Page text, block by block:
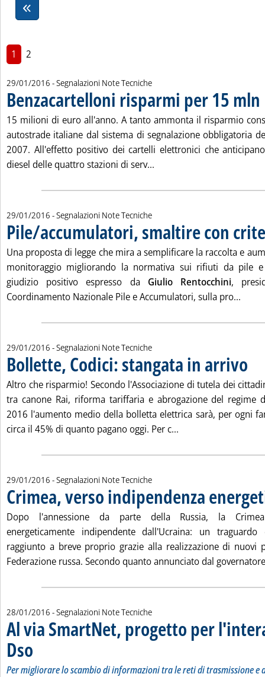
1 2
29/01/2016 - Segnalazioni Note Tecniche
Benzacartelloni risparmi per 15 mln
15 milioni di euro all'anno. A tanto ammonta il risparmio
autostrade italiane dal sistema di segnalazione obbligatoria
2007. All'effetto positivo dei cartelli elettronici che
diesel delle quattro stazioni di serv...
29/01/2016 - Segnalazioni Note Tecniche
Pile/accumulatori, smaltire con
Una proposta di legge che mira a semplificare la raccolta e
monitoraggio migliorando la normativa sui rifiuti da pile
giudizio positivo espresso da Giulio Rentocchini,
Coordinamento Nazionale Pile e Accumulatori, sulla pro...
29/01/2016 - Segnalazioni Note Tecniche
Bollette, Codici: stangata in arrivo
Altro che risparmio! Secondo l'Associazione di tutela dei
tra canone Rai, riforma tariffaria e abrogazione del regime
2016 l'aumento medio della bolletta elettrica sarà, per ogni
circa il 45% di quanto pagano oggi. Per c...
29/01/2016 - Segnalazioni Note Tecniche
Crimea, verso indipendenza
Dopo l'annessione da parte della Russia, la
energeticamente indipendente dall'Ucraina: un traguardo
raggiunto a breve proprio grazie alla realizzazione di nuovi
Federazione russa. Secondo quanto annunciato dal
28/01/2016 - Segnalazioni Note Tecniche
Al via SmartNet, progetto per
Dso . Sottotitolo: Per migliorare lo scambio di informazioni tra le reti di
. Pubblicata giovedì 28 gennaio 2016 alle 16.48.
Per migliorare lo scambio di informazioni tra le reti di trasmissione e